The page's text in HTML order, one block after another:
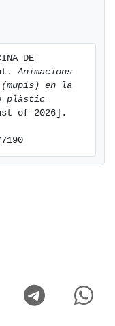
DE
Animacions
en la
plàstic
of 2026].